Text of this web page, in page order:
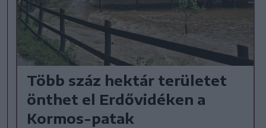
Több száz hektár területet
önthet el Erdővidéken a
Kormos-patak